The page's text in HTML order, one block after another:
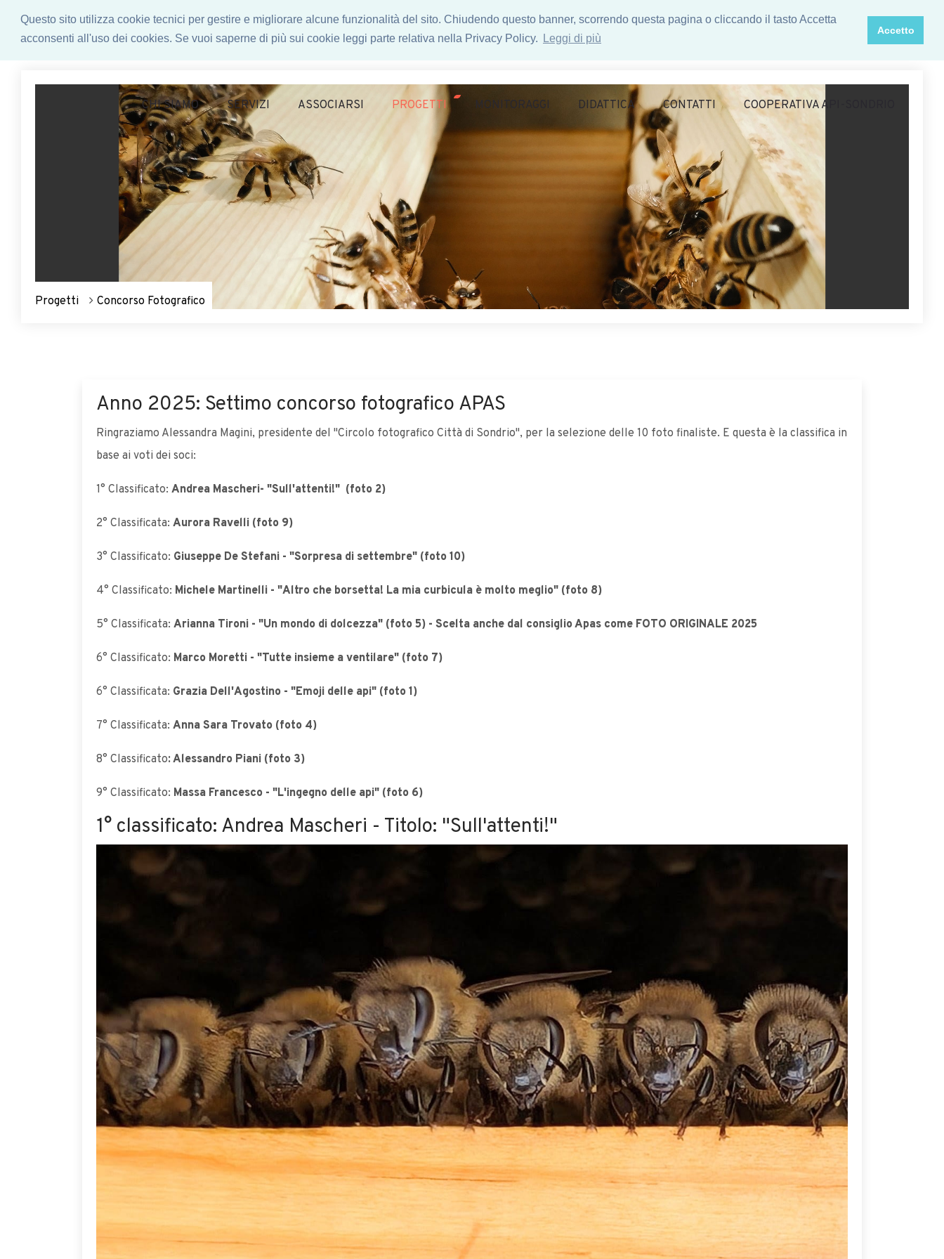
Questo sito utilizza cookie tecnici per gestire e migliorare alcune funzionalità del sito. Chiudendo questo banner, scorrendo questa pagina o cliccando il tasto Accetta
acconsenti all'uso dei cookies. Se vuoi saperne di più sui cookie leggi parte relativa nella Privacy Policy.
Leggi di più
Accetto
CHI SIAMO SERVIZI ASSOCIARSI PROGETTI MONITORAGGI DIDATTICA CONTATTI COOPERATIVA API-SONDRIO
Progetti Concorso Fotografico
Anno 2025: Settimo concorso fotografico APAS
Ringraziamo Alessandra Magini, presidente del "Circolo fotografico Città di Sondrio", per la selezione delle 10 foto finaliste. E questa è la classifica in
base ai voti dei soci:
1° Classificato: Andrea Mascheri- "Sull'attenti!" (foto 2)
2° Classificata: Aurora Ravelli (foto 9)
3° Classificato: Giuseppe De Stefani - "Sorpresa di settembre" (foto 10)
4° Classificato: Michele Martinelli - "Altro che borsetta! La mia curbicula è molto meglio" (foto 8)
5° Classificata: Arianna Tironi - "Un mondo di dolcezza" (foto 5) - Scelta anche dal consiglio Apas come FOTO ORIGINALE 2025
6° Classificato: Marco Moretti - "Tutte insieme a ventilare" (foto 7)
6° Classificata: Grazia Dell'Agostino - "Emoji delle api" (foto 1)
7° Classificata: Anna Sara Trovato (foto 4)
8° Classificato: Alessandro Piani (foto 3)
9° Classificato: Massa Francesco - "L'ingegno delle api" (foto 6)
1° classificato: Andrea Mascheri - Titolo: "Sull'attenti!"